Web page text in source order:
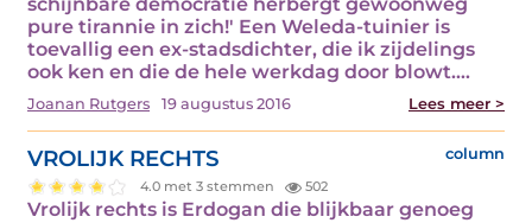
pure tirannie in zich!' Een Weleda-tuinier is
toevallig een ex-stadsdichter, die ik zijdelings
ook ken en die de hele werkdag door blowt.…
Joanan Rutgers 19 augustus 2016 Lees meer >
VROLIJK RECHTS column
4.0 met 3 stemmen 502
Vrolijk rechts is Erdogan die blijkbaar genoeg